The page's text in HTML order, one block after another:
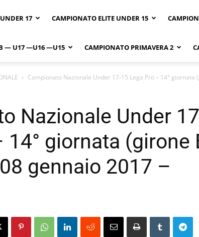
17 CAMPIONATO ELITE UNDER 15
— U17 —U16 —U15 CAMPIONATO PRIMAVERA 2
Campionato Nazionale Under 17-15 Lega Pro – 14° giornata
Nazionale Under
14° giornata (girone
gennaio 2017 –